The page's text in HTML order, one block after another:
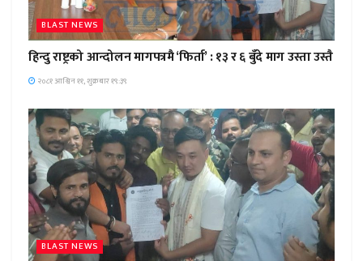
BLAST NEWS
हिन्दु राष्ट्रको आन्दोलन मागपत्रमै ‘फिर्ता’ : १३ र ६ बुँदे माग उस्ता उस्तै
२०८१ आश्विन ११, शुक्रबार १९:३९
BLAST NEWS